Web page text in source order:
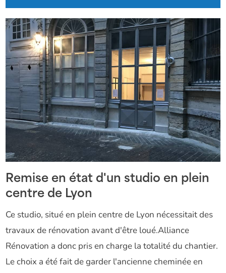
Remise en état d'un studio en plein
centre de Lyon
Ce studio, situé en plein centre de Lyon nécessitait des
travaux de rénovation avant d'être loué.Alliance
Rénovation a donc pris en charge la totalité du chantier.
Le choix a été fait de garder l'ancienne cheminée en